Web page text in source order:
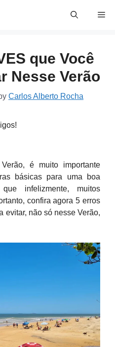
que Você
Nesse Verão
Carlos Alberto Rocha
é muito importante
básicas para uma boa
infelizmente, muitos
confira agora 5 erros
evitar, não só nesse Verão,